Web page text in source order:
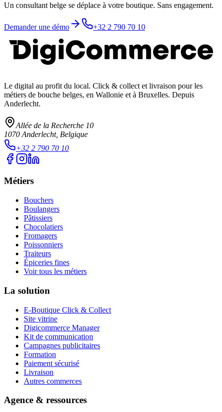
Un consultant belge se déplace à votre boutique. Sans engagement.
Demander une démo +32 2 790 70 10
Le digital au profit du local. Click & collect et livraison pour les
métiers de bouche belges, en Wallonie et à Bruxelles. Depuis
Anderlecht.
Allée de la Recherche 10
1070 Anderlecht, Belgique
+32 2 790 70 10
Métiers
Bouchers
Boulangers
Pâtissiers
Chocolatiers
Fromagers
Poissonniers
Traiteurs
Épiceries fines
Voir tous les métiers
La solution
E-Boutique Click & Collect
Site vitrine
Digicommerce Manager
Kit de communication
Campagnes publicitaires
Formation
Paiement sécurisé
Livraison
Autres commerces
Agence & ressources